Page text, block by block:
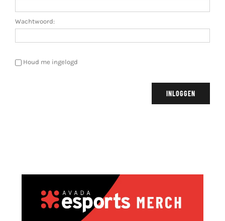
Wachtwoord:
Houd me ingelogd
INLOGGEN